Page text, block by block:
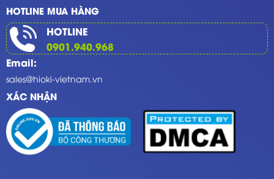
HOTLINE MUA HÀNG
HOTLINE
0901.940.968
Email:
sales@hioki-vietnam.vn
XÁC NHẬN